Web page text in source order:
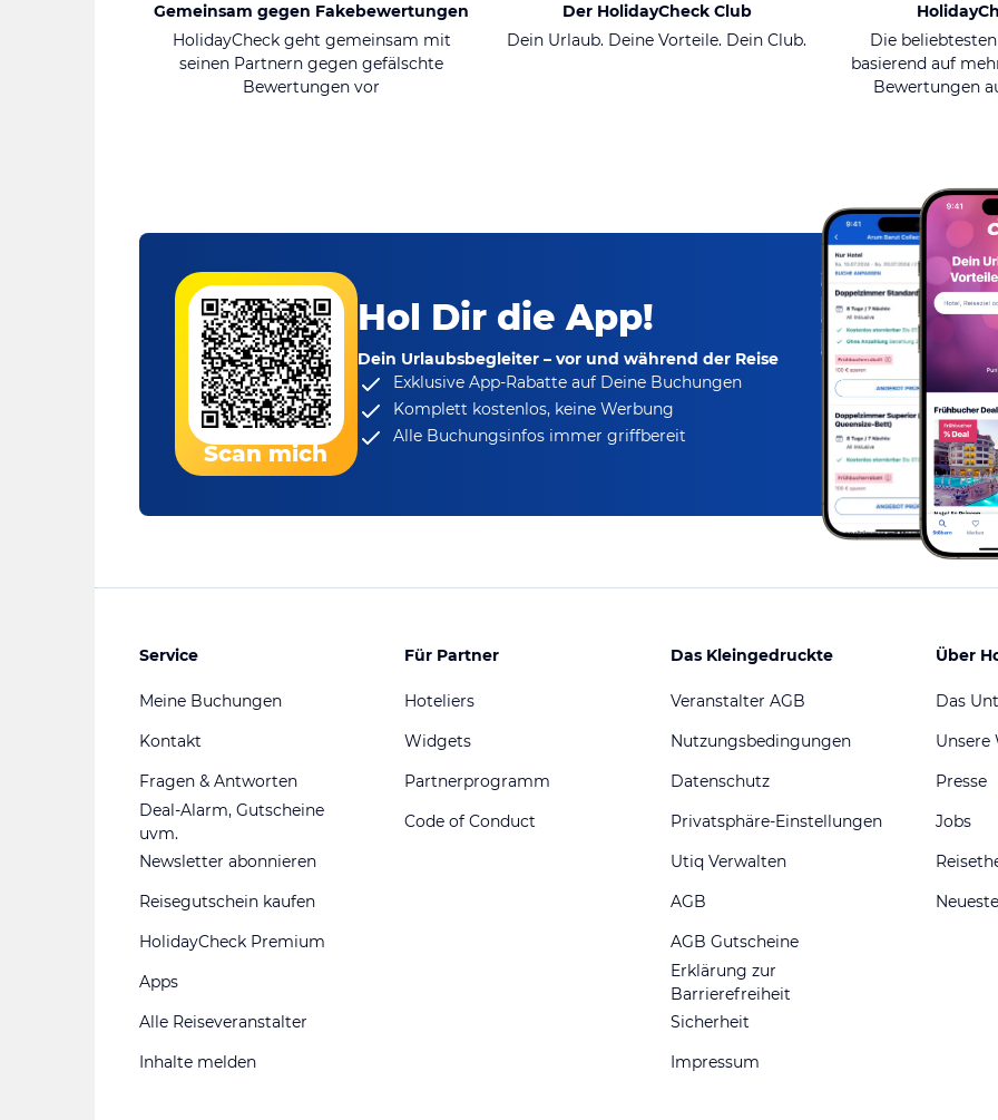
Gemeinsam gegen Fakebewertungen
HolidayCheck geht gemeinsam mit
seinen Partnern gegen gefälschte
Bewertungen vor
Der HolidayCheck Club
Dein Urlaub. Deine Vorteile. Dein Club.
Die
basierend auf
Bewertungen
Scan mich
Hol Dir die App!
Dein Urlaubsbegleiter – vor und während der Reise
Exklusive App-Rabatteauf Deine Buchungen
Komplett kostenlos, keine Werbung
Alle Buchungsinfos immer griffbereit
Service
Meine Buchungen
Kontakt
Fragen & Antworten
Deal-Alarm, Gutscheine
uvm.
Newsletter abonnieren
Reisegutschein kaufen
HolidayCheck Premium
Apps
Alle Reiseveranstalter
Inhalte melden
Für Partner
Hoteliers
Widgets
Partnerprogramm
Code of Conduct
Das Kleingedruckte
Veranstalter AGB
Nutzungsbedingungen
Datenschutz
Privatsphäre-Einstellungen
Utiq Verwalten
AGB
AGB Gutscheine
Erklärung zur
Barrierefreiheit
Sicherheit
Impressum
Über
Das
Unsere
Presse
Jobs